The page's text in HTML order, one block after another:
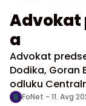
Advokat
a
Advokat
Dodika, Goran
odluku
Hercegovine o
FoNet - 11. Avg